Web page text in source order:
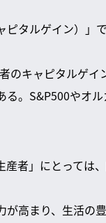
ピタルゲイン）」
のキャピタルゲイ
。S&P500やオル
者」にとっては
が高まり、生活の